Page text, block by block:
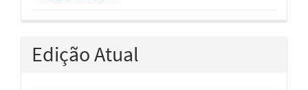
Edição Atual